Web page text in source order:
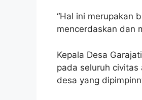
“Hal ini merupakan
mencerdaskan dan
Kepala Desa
pada seluruh
desa yang